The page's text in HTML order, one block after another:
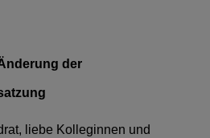
der
liebe Kolleginnen und